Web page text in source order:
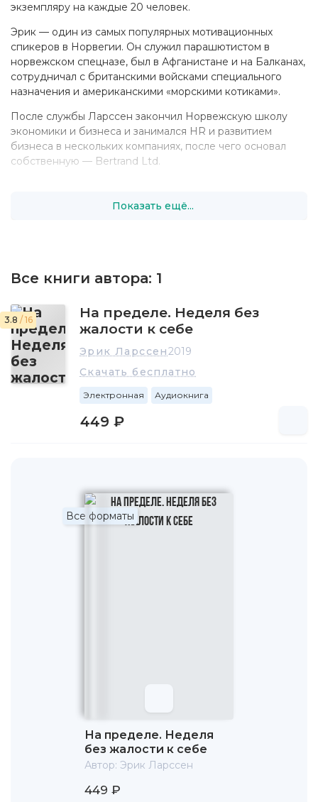
экземпляру на каждые 20 человек.
Эрик — один из самых популярных мотивационных
спикеров в Норвегии. Он служил парашютистом в
норвежском спецназе, был в Афганистане и на Балканах,
сотрудничал с британскими войсками специального
назначения и американскими «морскими котиками».
После службы Ларссен закончил Норвежскую школу
экономики и бизнеса и занимался HR и развитием
бизнеса в нескольких компаниях, после чего основал
собственную — Bertrand Ltd.
спортсмены, включая чемпионку мира по гольфу.
Показать ещё...
Все книги автора: 1
3.8 / 16
На пределе. Неделя без
жалости к себе
Эрик Ларссен2019
Скачать бесплатно
Электронная Аудиокнига
449 ₽
Все форматы
На пределе. Неделя
без жалости к себе
Автор: Эрик Ларссен
449 ₽